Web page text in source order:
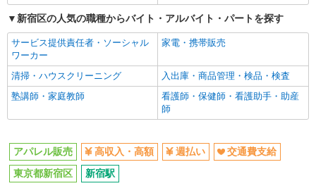
交通費支給
新宿区の人気の職種からバイト・アルバイト・パートを探す
サービス提供責任者・ソーシャル
ワーカー
家電・携帯販売
清掃・ハウスクリーニング
入出庫・商品管理・検品・検査
塾講師・家庭教師
看護師・保健師・看護助手・助産
師
アパレル販売 高収入・高額 週払い
交通費支給
東京都新宿区
新宿駅